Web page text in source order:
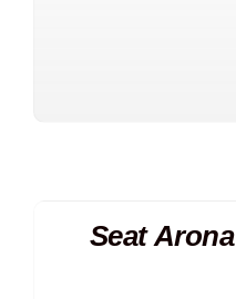
Seat Arona